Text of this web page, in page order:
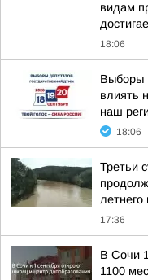
видам
18:06
Выборы
влиять
наш
18:06
Третьи
17:36
В Сочи
1100